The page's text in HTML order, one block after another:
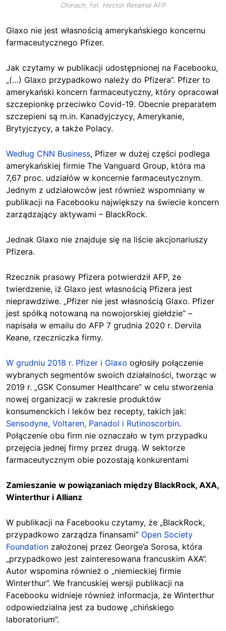
Chinach, fot. Hector Retamal AFP
Glaxo nie jest własnością amerykańskiego koncernu
farmaceutycznego Pfizer.
Jak czytamy w publikacji udostępnionej na Facebooku,
„(…) Glaxo przypadkowo należy do Pfizera”. Pfizer to
amerykański koncern farmaceutyczny, który opracował
szczepionkę przeciwko Covid-19. Obecnie preparatem
szczepieni są m.in. Kanadyjczycy, Amerykanie,
Brytyjczycy, a także Polacy.
Według CNN Business, Pfizer w dużej części podlega
amerykańskiej firmie The Vanguard Group, która ma
7,67 proc. udziałów w koncernie farmaceutycznym.
Jednym z udziałowców jest również wspomniany w
publikacji na Facebooku największy na świecie koncern
zarządzający aktywami – BlackRock.
Jednak Glaxo nie znajduje się na liście akcjonariuszy
Pfizera.
Rzecznik prasowy Pfizera potwierdził AFP, że
twierdzenie, iż Glaxo jest własnością Pfizera jest
nieprawdziwe. „Pfizer nie jest własnością Glaxo. Pfizer
jest spółką notowaną na nowojorskiej giełdzie” –
napisała w emailu do AFP 7 grudnia 2020 r. Dervila
Keane, rzeczniczka firmy.
W grudniu 2018 r. Pfizer i Glaxo ogłosiły połączenie
wybranych segmentów swoich działalności, tworząc w
2019 r. „GSK Consumer Healthcare” w celu stworzenia
nowej organizacji w zakresie produktów
konsumenckich i leków bez recepty, takich jak:
Sensodyne, Voltaren, Panadol i Rutinoscorbin.
Połączenie obu firm nie oznaczało w tym przypadku
przejęcia jednej firmy przez drugą. W sektorze
farmaceutycznym obie pozostają konkurentami
Zamieszanie w powiązaniach między BlackRock, AXA,
Winterthur i Allianz
W publikacji na Facebooku czytamy, że „BlackRock,
przypadkowo zarządza finansami” Open Society
Foundation założonej przez George’a Sorosa, która
„przypadkowo jest zainteresowana francuskim AXA”.
Autor wspomina również o „niemieckiej firmie
Winterthur”. We francuskiej wersji publikacji na
Facebooku widnieje również informacja, że Winterthur
odpowiedzialna jest za budowę „chińskiego
laboratorium”.